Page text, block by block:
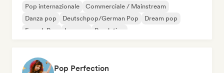
Pop internazionale
Commerciale / Mainstream
Danza pop
Deutschpop/German Pop
Dream pop
French Pop
Iperpop Pop latino
Pop Perfection